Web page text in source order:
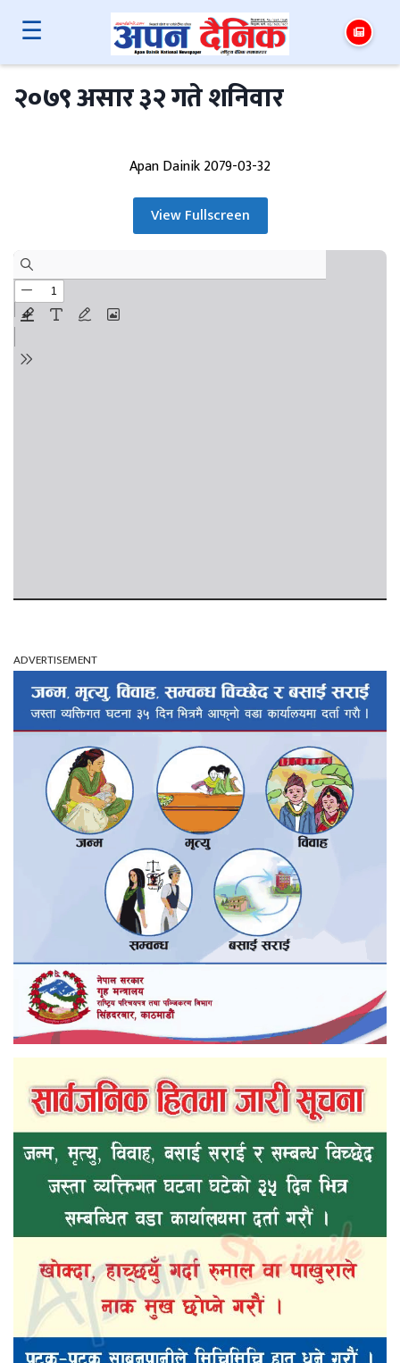
☰
२०७९ असार ३२ गते शनिवार
Apan Dainik 2079-03-32
View Fullscreen
ADVERTISEMENT